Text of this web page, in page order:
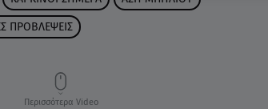
ΠΡΟΒΛΕΨΕΙΣ
Περισσότερα Video